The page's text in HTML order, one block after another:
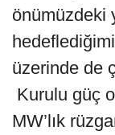
önümüzdeki
üzerinde de
Kurulu güç
MW’lık